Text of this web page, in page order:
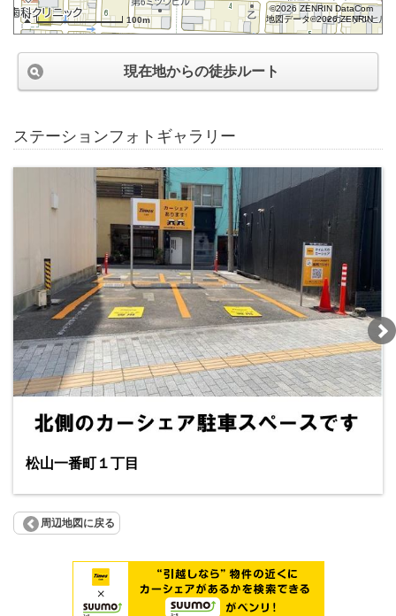
100m
©2026 ZENRIN DataCom
地図データ©2026 ZENRIN
現在地からの徒歩ルート
ステーションフォトギャラリー
松山一番町１丁目
周辺地図に戻る